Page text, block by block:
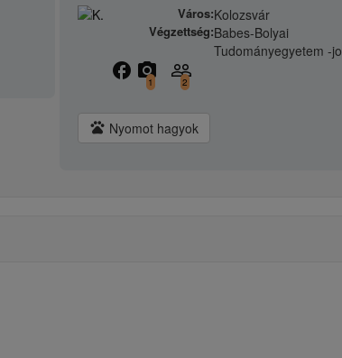
Város:Kolozsvár
Végzettség:Babes-Bolyai
Tudományegyetem -
facebook camera_alt
1
people_outline
2
pets Nyomot hagyok